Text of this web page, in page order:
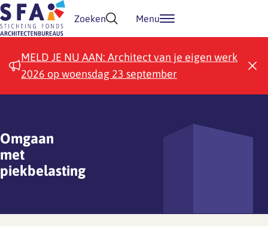
Doorgaan naar inhoud
Zoeken Menu
MELD JE NU AAN: Architect van je eigen werk
2026 op woensdag 23 september
Omgaan
met
piekbelasting